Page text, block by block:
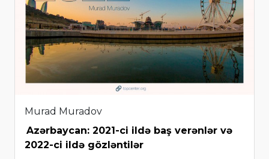
Murad Muradov
Azərbaycan: 2021-ci ildə baş verənlər və
2022-ci ildə gözləntilər